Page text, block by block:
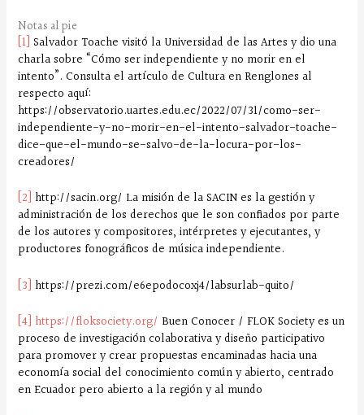
Notas al pie
[1] Salvador Toache visitó la Universidad de las Artes y dio una
charla sobre “Cómo ser independiente y no morir en el
intento”. Consulta el artículo de Cultura en Renglones al
respecto aquí:
https://observatorio.uartes.edu.ec/2022/07/31/como-ser-
independiente-y-no-morir-en-el-intento-salvador-toache-
dice-que-el-mundo-se-salvo-de-la-locura-por-los-
creadores/
[2] http://sacin.org/ La misión de la SACIN es la gestión y
administración de los derechos que le son confiados por parte
de los autores y compositores, intérpretes y ejecutantes, y
productores fonográficos de música independiente.
[3] https://prezi.com/e6epodocoxj4/labsurlab-quito/
[4] https://floksociety.org/ Buen Conocer / FLOK Society es un
proceso de investigación colaborativa y diseño participativo
para promover y crear propuestas encaminadas hacia una
economía social del conocimiento común y abierto, centrado
en Ecuador pero abierto a la región y al mundo